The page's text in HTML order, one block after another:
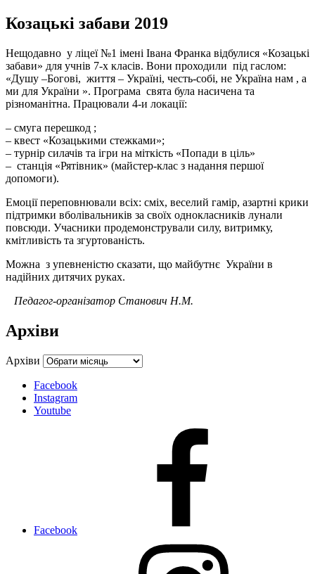
Козацькі забави 2019
Нещодавно у ліцеї №1 імені Івана Франка відбулися «Козацькі
забави» для учнів 7-х класів. Вони проходили під гаслом:
«Душу –Богові, життя – Україні, честь-собі, не Україна нам , а
ми для України ». Програма свята була насичена та
різноманітна. Працювали 4-и локації:
– смуга перешкод ;
– квест «Козацькими стежками»;
– турнір силачів та ігри на міткість «Попади в ціль»
– станція «Рятівник» (майстер-клас з надання першої
допомоги).
Емоції переповнювали всіх: сміх, веселий гамір, азартні крики
підтримки вболівальників за своїх однокласників лунали
повсюди. Учасники продемонстрували силу, витримку,
кмітливість та згуртованість.
Можна з упевненістю сказати, що майбутнє України в
надійних дитячих руках.
Педагог-організатор Станович Н.М.
Архіви
Архіви
Facebook
Instagram
Youtube
Facebook